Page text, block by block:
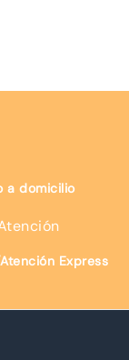
a domicilio
Express